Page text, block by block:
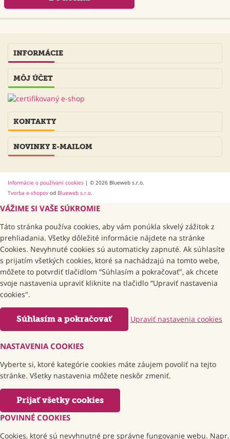
INFORMÁCIE
MÔJ ÚČET
KONTAKTY
NOVINKY E-MAILOM
Informácie o používaní cookies | © 2026 Blueweb s.r.o.
Tvorba e-shopov od Blueweb s.r.o.
VÁŽIME SI VAŠE SÚKROMIE
Táto stránka používa cookies, aby vám ponúkla skvelý zážitok z
prehliadania. Všetky dôležité informácie nájdete na stránke
Cookies. Nevyhnuté cookies sú automaticky zapnuté. Ak súhlasíte
s prijatím všetkých cookies, ktoré sa nachádzajú na tomto webe,
môžete to potvrdiť tlačidlom “Súhlasím a pokračovať", ak chcete
svoje nastavenia upraviť kliknite na tlačidlo “Upraviť nastavenia
cookies".
Súhlasím a pokračovať Upraviť nastavenia cookies
NASTAVENIA COOKIES
Vyberte si, ktoré kategórie cookies máte záujem povoliť na tejto
stránke. Všetky nastavenia môžete neskôr zmeniť.
Prijať všetky cookies
POVINNÉ COOKIES
Cookies, ktoré sú nevyhnutné pre správne fungovanie webu. Napr.